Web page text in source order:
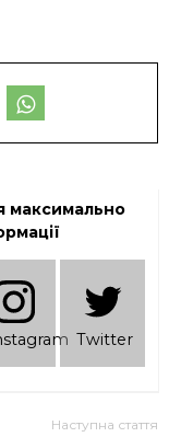
максимально
Twitter
Наступна стаття